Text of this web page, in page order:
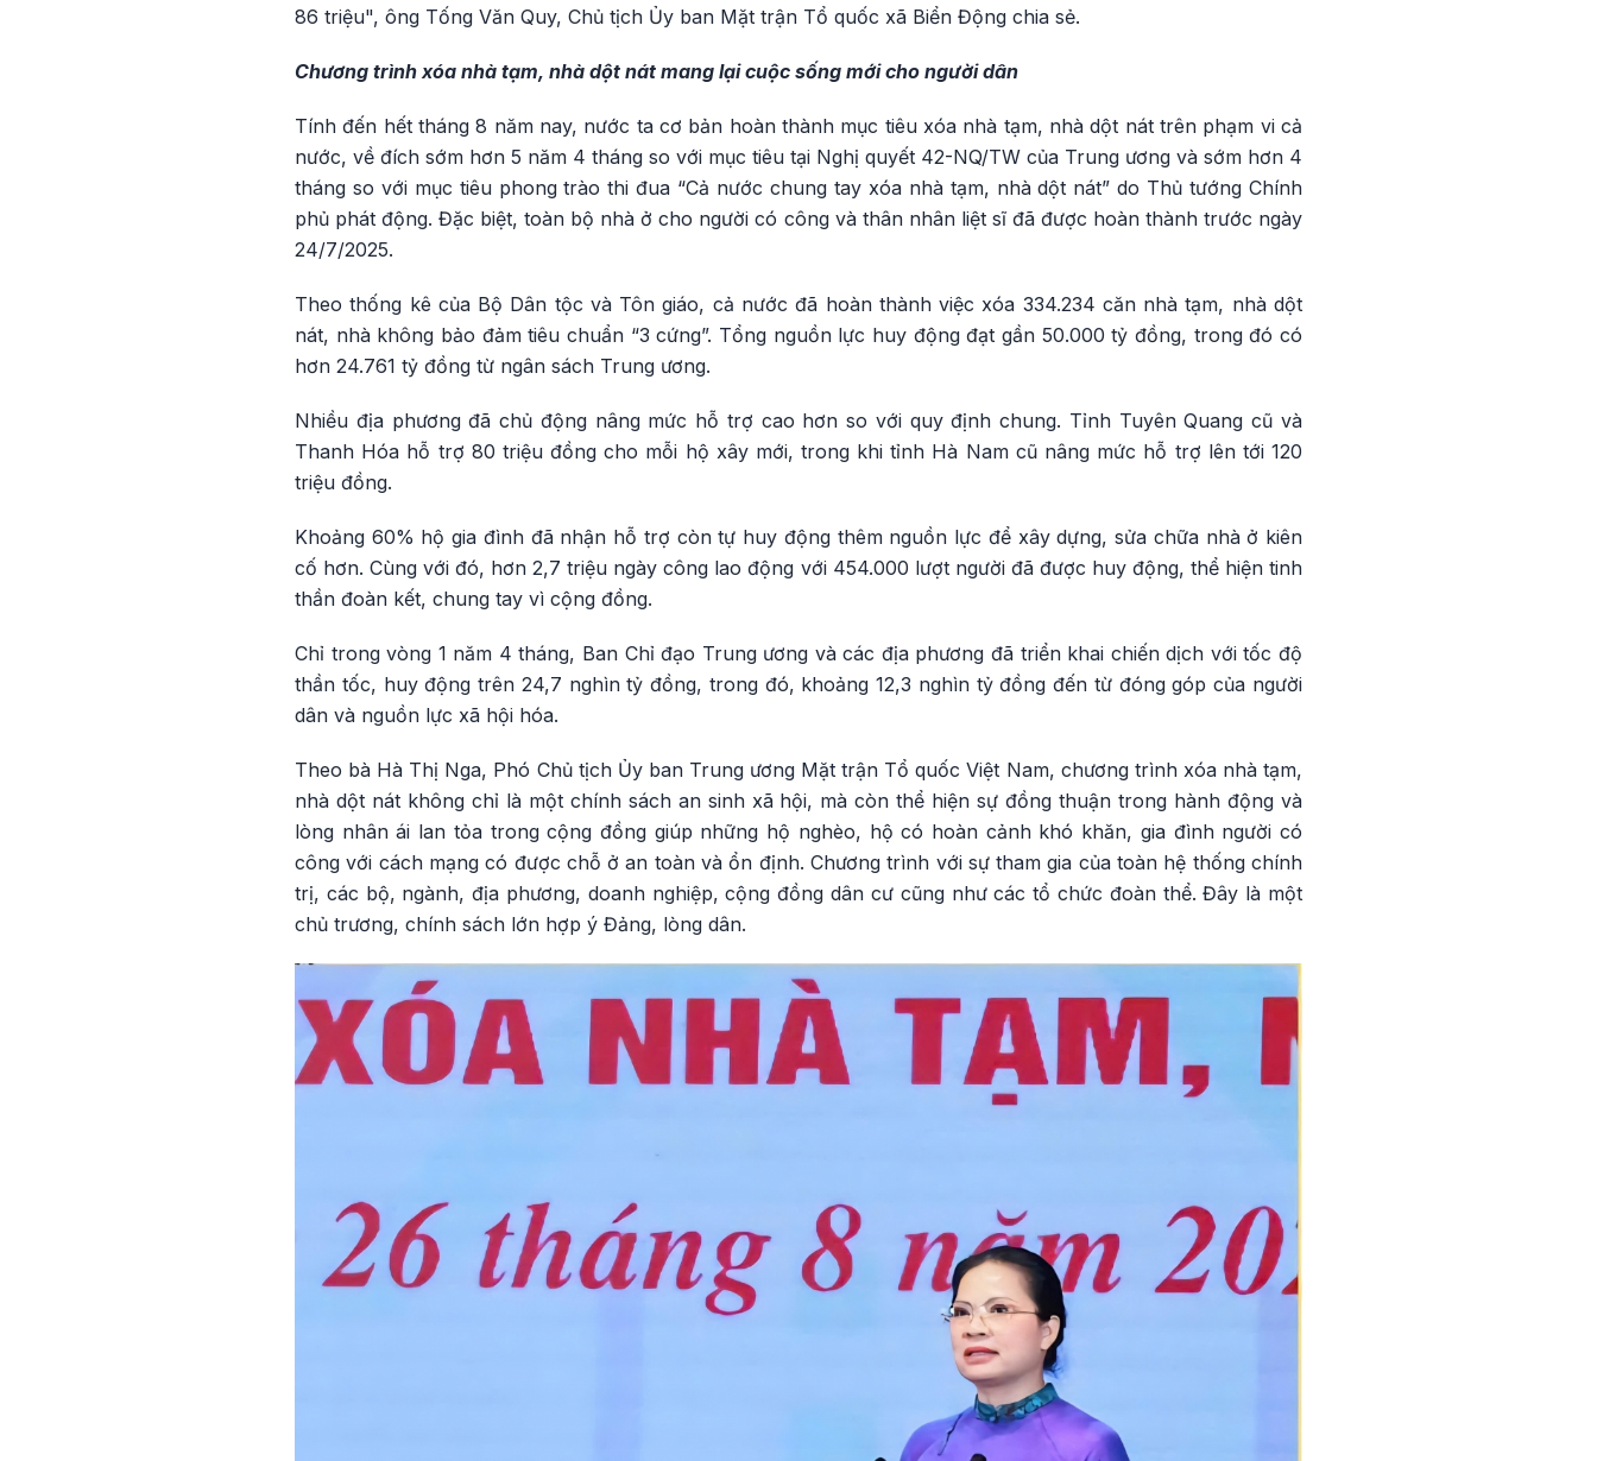
86 triệu", ông Tống Văn Quy, Chủ tịch Ủy ban Mặt trận Tổ quốc xã Biển Động chia sẻ.
Chương trình xóa nhà tạm, nhà dột nát mang lại cuộc sống mới cho người dân
Tính đến hết tháng 8 năm nay, nước ta cơ bản hoàn thành mục tiêu xóa nhà tạm, nhà dột nát trên phạm vi cả
nước, về đích sớm hơn 5 năm 4 tháng so với mục tiêu tại Nghị quyết 42-NQ/TW của Trung ương và sớm hơn 4
tháng so với mục tiêu phong trào thi đua “Cả nước chung tay xóa nhà tạm, nhà dột nát” do Thủ tướng Chính
phủ phát động. Đặc biệt, toàn bộ nhà ở cho người có công và thân nhân liệt sĩ đã được hoàn thành trước ngày
24/7/2025.
Theo thống kê của Bộ Dân tộc và Tôn giáo, cả nước đã hoàn thành việc xóa 334.234 căn nhà tạm, nhà dột
nát, nhà không bảo đảm tiêu chuẩn “3 cứng”. Tổng nguồn lực huy động đạt gần 50.000 tỷ đồng, trong đó có
hơn 24.761 tỷ đồng từ ngân sách Trung ương.
Nhiều địa phương đã chủ động nâng mức hỗ trợ cao hơn so với quy định chung. Tỉnh Tuyên Quang cũ và
Thanh Hóa hỗ trợ 80 triệu đồng cho mỗi hộ xây mới, trong khi tỉnh Hà Nam cũ nâng mức hỗ trợ lên tới 120
triệu đồng.
Khoảng 60% hộ gia đình đã nhận hỗ trợ còn tự huy động thêm nguồn lực để xây dựng, sửa chữa nhà ở kiên
cố hơn. Cùng với đó, hơn 2,7 triệu ngày công lao động với 454.000 lượt người đã được huy động, thể hiện tinh
thần đoàn kết, chung tay vì cộng đồng.
Chỉ trong vòng 1 năm 4 tháng, Ban Chỉ đạo Trung ương và các địa phương đã triển khai chiến dịch với tốc độ
thần tốc, huy động trên 24,7 nghìn tỷ đồng, trong đó, khoảng 12,3 nghìn tỷ đồng đến từ đóng góp của người
dân và nguồn lực xã hội hóa.
Theo bà Hà Thị Nga, Phó Chủ tịch Ủy ban Trung ương Mặt trận Tổ quốc Việt Nam, chương trình xóa nhà tạm,
nhà dột nát không chỉ là một chính sách an sinh xã hội, mà còn thể hiện sự đồng thuận trong hành động và
lòng nhân ái lan tỏa trong cộng đồng giúp những hộ nghèo, hộ có hoàn cảnh khó khăn, gia đình người có
công với cách mạng có được chỗ ở an toàn và ổn định. Chương trình với sự tham gia của toàn hệ thống chính
trị, các bộ, ngành, địa phương, doanh nghiệp, cộng đồng dân cư cũng như các tổ chức đoàn thể. Đây là một
chủ trương, chính sách lớn hợp ý Đảng, lòng dân.